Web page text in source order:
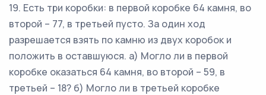
19. Есть три коробки: в первой коробке 64 камня, во
второй – 77, в третьей пусто. За один ход
разрешается взять по камню из двух коробок и
положить в оставшуюся. а) Могло ли в первой
коробке оказаться 64 камня, во второй – 59, в
третьей – 18? б) Могло ли в третьей коробке